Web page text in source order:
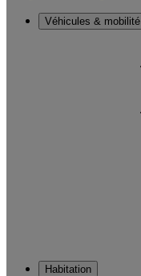
Véhicules & mobilité
Habitation